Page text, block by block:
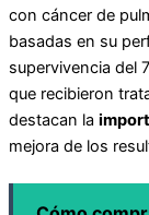
con cáncer de
basadas en su
supervivencia del
que recibieron
destacan la
mejora de los